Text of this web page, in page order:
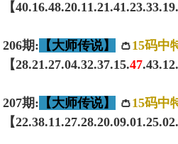
【
206期: 【大师传说】 👛15码中
【28.21.27.04.32.37.15.47
207期: 【大师传说】 👛15码中
【